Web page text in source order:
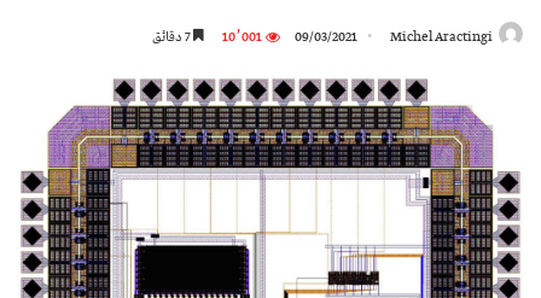
Michel Aractingi
09/03/2021 10٬001